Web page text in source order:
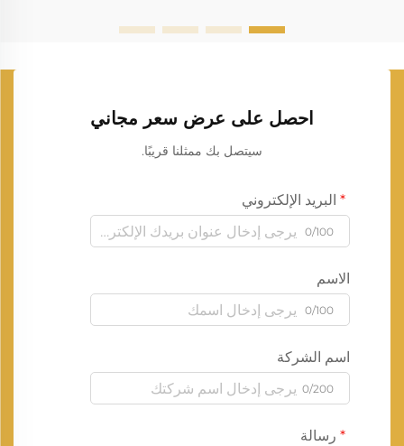
احصل على عرض سعر مجاني
سيتصل بك ممثلنا قريبًا.
البريد الإلكتروني
0/100
الاسم
0/100
اسم الشركة
0/200
رسالة